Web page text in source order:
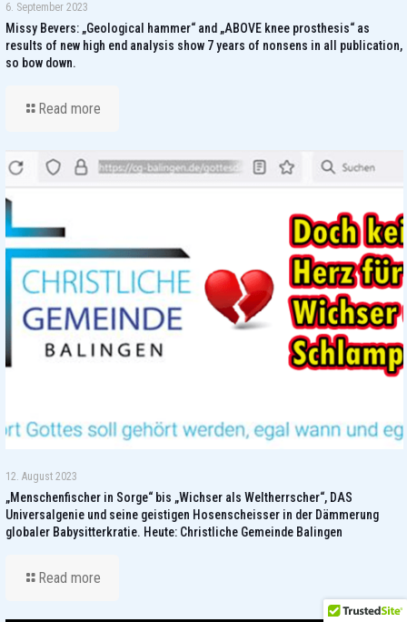
6. September 2023
Missy Bevers: „Geological hammer“ and „ABOVE knee prosthesis“ as
results of new high end analysis show 7 years of nonsens in all publication,
so bow down.
Read more
12. August 2023
„Menschenfischer in Sorge“ bis „Wichser als Weltherrscher“, DAS
Universalgenie und seine geistigen Hosenscheisser in der Dämmerung
globaler Babysitterkratie. Heute: Christliche Gemeinde Balingen
Read more